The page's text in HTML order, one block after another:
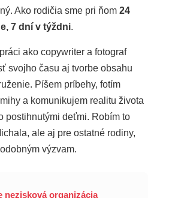
Ako rodičia sme pri ňom 24
7 dní v týždni.
ako copywriter a fotograf
svojho času aj tvorbe obsahu
Píšem príbehy, fotím
a komunikujem realitu života
postihnutými deťmi. Robím to
ale aj pre ostatné rodiny,
výzvam.
nezisková organizácia